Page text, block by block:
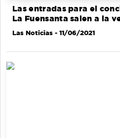
Las entradas para el
La Fuensanta salen a la
Las Noticias - 11/06/2021